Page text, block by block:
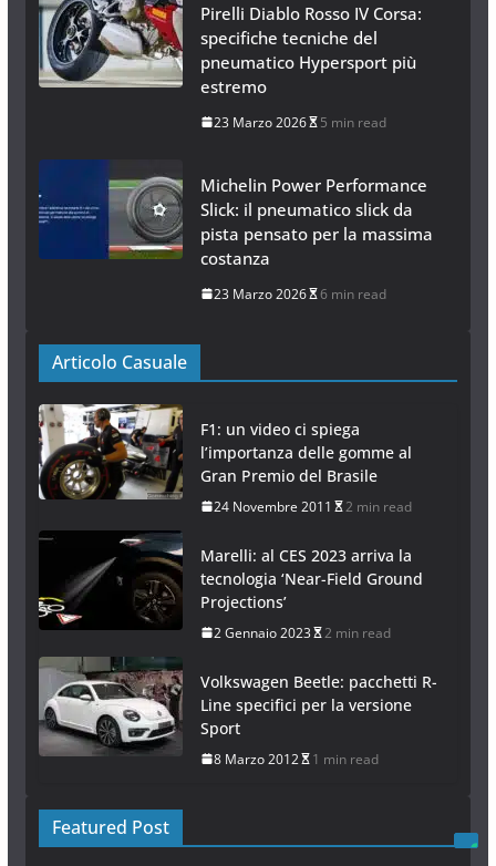
Pirelli Diablo Rosso IV Corsa:
specifiche tecniche del
pneumatico Hypersport più
estremo
23 Marzo 2026 5 min read
Michelin Power Performance
Slick: il pneumatico slick da
pista pensato per la massima
costanza
23 Marzo 2026 6 min read
Articolo Casuale
F1: un video ci spiega
l’importanza delle gomme al
Gran Premio del Brasile
24 Novembre 2011 2 min read
Marelli: al CES 2023 arriva la
tecnologia ‘Near-Field Ground
Projections’
2 Gennaio 2023 2 min read
Volkswagen Beetle: pacchetti R-
Line specifici per la versione
Sport
8 Marzo 2012 1 min read
Featured Post